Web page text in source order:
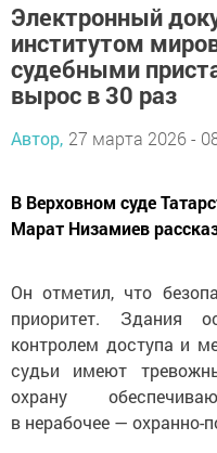
Электронный
институтом
судебными
вырос в 30 раз
Автор, 27 марта 2026 -
В Верховном суде
Марат Низамиев
Он отметил, что
приоритет. Здания
контролем доступа и
судьи имеют
охрану
в нерабочее — охранно-